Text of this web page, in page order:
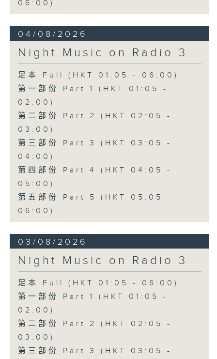
06:00)
04/08/2026
Night Music on Radio 3
足本 Full (HKT 01:05 - 06:00)
第一部份 Part 1 (HKT 01:05 -
02:00)
第二部份 Part 2 (HKT 02:05 -
03:00)
第三部份 Part 3 (HKT 03:05 -
04:00)
第四部份 Part 4 (HKT 04:05 -
05:00)
第五部份 Part 5 (HKT 05:05 -
06:00)
03/08/2026
Night Music on Radio 3
足本 Full (HKT 01:05 - 06:00)
第一部份 Part 1 (HKT 01:05 -
02:00)
第二部份 Part 2 (HKT 02:05 -
03:00)
第三部份 Part 3 (HKT 03:05 -